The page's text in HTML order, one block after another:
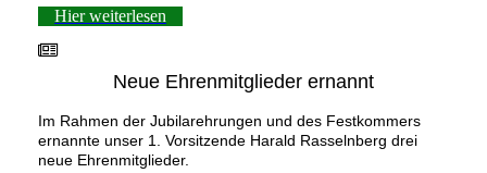
Hier weiterlesen
Neue Ehrenmitglieder ernannt
Im Rahmen der Jubilarehrungen und des Festkommers
ernannte unser 1. Vorsitzende Harald Rasselnberg drei
neue Ehrenmitglieder.